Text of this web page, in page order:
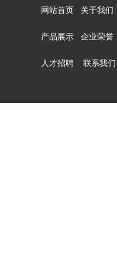
网站首页 关于我们
产品展示 企业荣誉
人才招聘 联系我们